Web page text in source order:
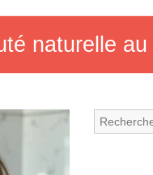
naturelle au